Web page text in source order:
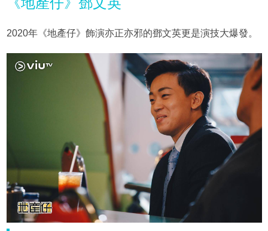
2020年《地產仔》飾演亦正亦邪的鄧文英更是演技大爆發。